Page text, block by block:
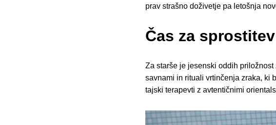
prav strašno doživetje pa letošnja
Čas za
Za starše je jesenski oddih
savnami in rituali vrtinčenja zraka, ki
tajski terapevti z avtentičnimi